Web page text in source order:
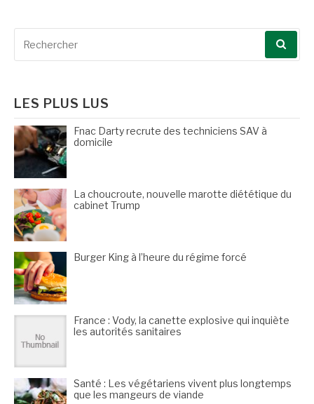
LES PLUS LUS
Fnac Darty recrute des techniciens SAV à
domicile
La choucroute, nouvelle marotte diététique du
cabinet Trump
Burger King à l’heure du régime forcé
France : Vody, la canette explosive qui inquiète
les autorités sanitaires
Santé : Les végétariens vivent plus longtemps
que les mangeurs de viande